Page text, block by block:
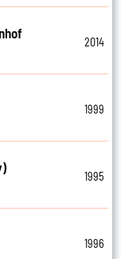
2014
1999
1995
1996